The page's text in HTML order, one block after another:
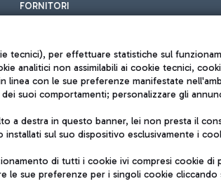
FORNITORI
legali
sito
QUALITÀ
tecnici), per effettuare statistiche sul
analitici non assimilabili ai cookie tecnici,
linea con le sue preferenze manifestate
suoi comportamenti; personalizzare gli
a destra in questo banner, lei non presta il
sul suo dispositivo esclusivamente i
di tutti i cookie ivi compresi cookie
sue preferenze per i singoli cookie cliccando